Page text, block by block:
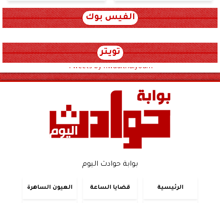
الفيس بوك
تويتر
Tweets by hwadithalyoum
بوابة حوادث اليوم
الرئيسية قضايا الساعة العيون الساهرة